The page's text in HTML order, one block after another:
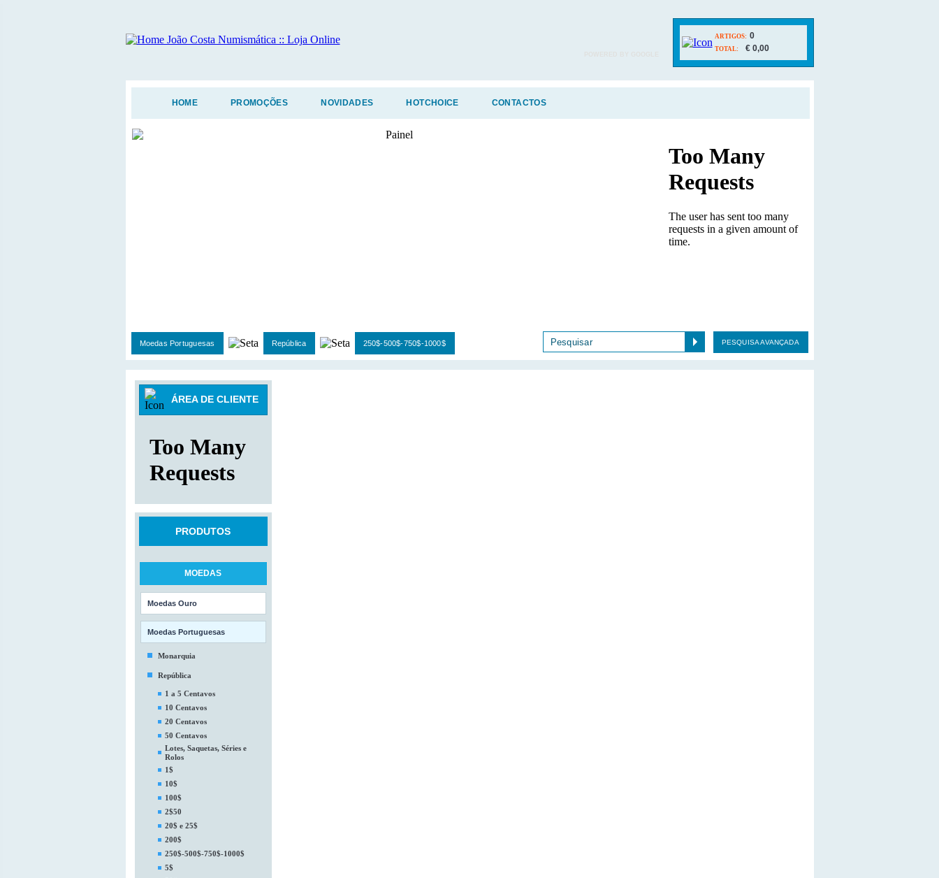
ARTIGOS: 0
TOTAL: € 0,00
HOME PROMOÇÕES NOVIDADES HOTCHOICE CONTACTOS
Moedas Portuguesas República 250$-500$-750$-1000$ PESQUISA AVANÇADA
ÁREA DE CLIENTE
PRODUTOS
MOEDAS
Moedas Ouro
Moedas Portuguesas
Monarquia
República
1 a 5 Centavos
10 Centavos
20 Centavos
50 Centavos
Lotes, Saquetas, Séries e
Rolos
1$
10$
100$
2$50
20$ e 25$
200$
250$-500$-750$-1000$
5$